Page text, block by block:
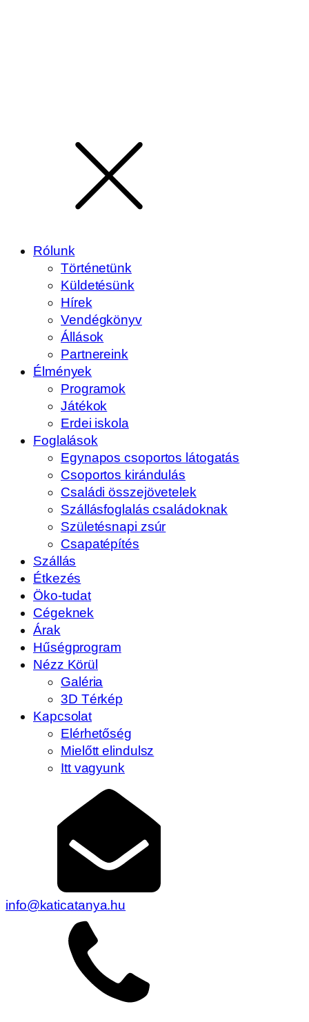
Rólunk
Történetünk
Küldetésünk
Hírek
Vendégkönyv
Állások
Partnereink
Élmények
Programok
Játékok
Erdei iskola
Foglalások
Egynapos csoportos látogatás
Csoportos kirándulás
Családi összejövetelek
Szállásfoglalás családoknak
Születésnapi zsúr
Csapatépítés
Szállás
Étkezés
Öko-tudat
Cégeknek
Árak
Hűségprogram
Nézz Körül
Galéria
3D Térkép
Kapcsolat
Elérhetőség
Mielőtt elindulsz
Itt vagyunk
info@katicatanya.hu